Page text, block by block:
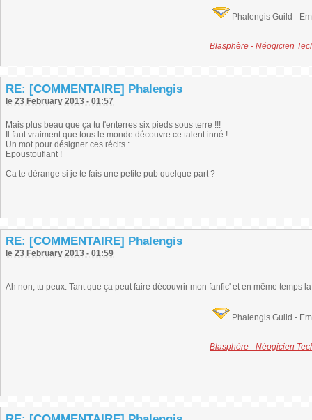
Phalengis Guild -
Blasphère - Néogicien
RE: [COMMENTAIRE] Phalengis
le 23 February 2013 - 01:57
Mais plus beau que ça tu t'enterres six pieds sous terre !!!
Il faut vraiment que tous le monde découvre ce talent inné !
Un mot pour désigner ces récits :
Epoustouflant !
Ca te dérange si je te fais une petite pub quelque part ?
RE: [COMMENTAIRE] Phalengis
le 23 February 2013 - 01:59
Ah non, tu peux. Tant que ça peut faire découvrir mon fanfic' et en même temps
Phalengis Guild -
Blasphère - Néogicien